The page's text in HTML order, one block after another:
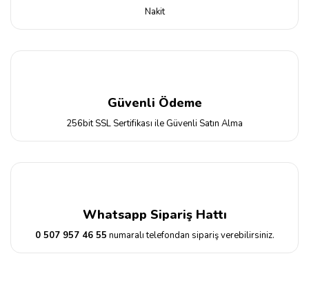
Nakit
Güvenli Ödeme
256bit SSL Sertifikası ile Güvenli Satın Alma
Whatsapp Sipariş Hattı
0 507 957 46 55 numaralı telefondan sipariş verebilirsiniz.